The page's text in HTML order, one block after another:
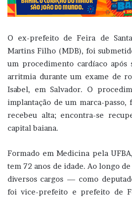
O ex-prefeito de Feira de
Martins Filho (MDB), foi
um procedimento cardíaco após
arritmia durante um exame de
Isabel, em Salvador. O
implantação de um marca-
recebeu alta; encontra-se
capital baiana.
Formado em Medicina pela
tem 72 anos de idade. Ao longo
diversos cargos — como
foi vice-prefeito e prefeito de